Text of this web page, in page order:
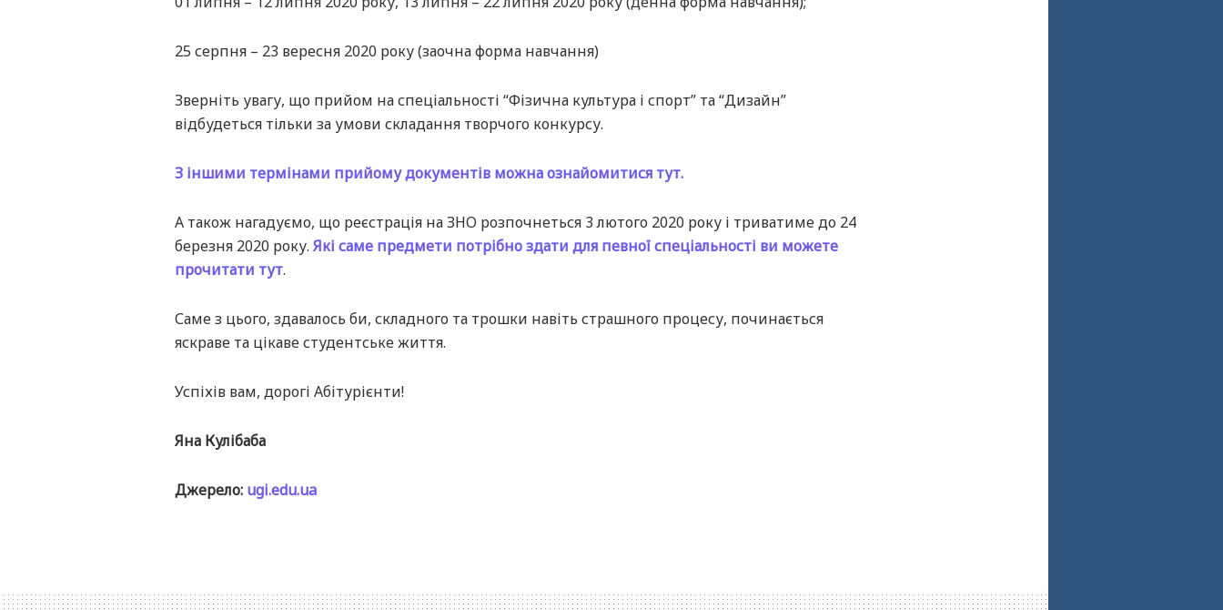
25 серпня – 23 вересня 2020 року (заочна форма навчання)
Зверніть увагу, що прийом на спеціальності “Фізична культура і спорт” та “Дизайн”
відбудеться тільки за умови складання творчого конкурсу.
З іншими термінами прийому документів можна ознайомитися тут.
А також нагадуємо, що реєстрація на ЗНО розпочнеться 3 лютого 2020 року і триватиме до 24
березня 2020 року. Які саме предмети потрібно здати для певної спеціальності ви можете
прочитати тут.
Саме з цього, здавалось би, складного та трошки навіть страшного процесу, починається
яскраве та цікаве студентське життя.
Успіхів вам, дорогі Абітурієнти!
Яна Кулібаба
Джерело: ugi.edu.ua